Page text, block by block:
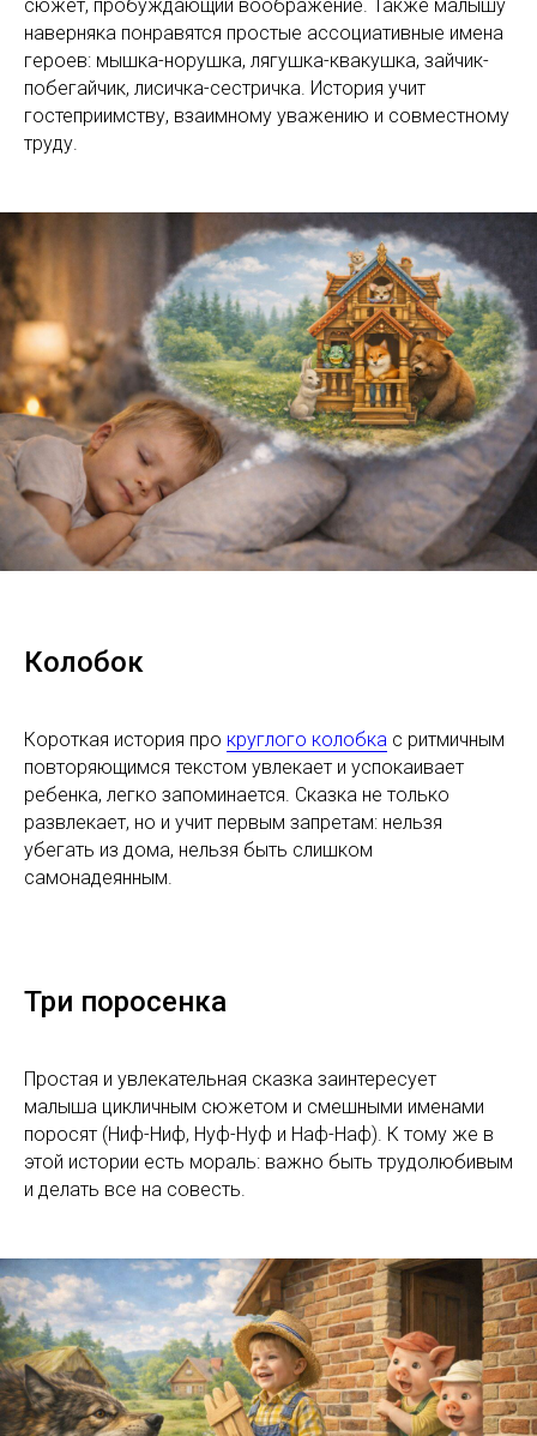
сюжет, пробуждающий воображение. Также малышу
наверняка понравятся простые ассоциативные имена
героев: мышка-норушка, лягушка-квакушка, зайчик-
побегайчик, лисичка-сестричка. История учит
гостеприимству, взаимному уважению и совместному
труду.
Колобок
Короткая история про круглого колобка с ритмичным
повторяющимся текстом увлекает и успокаивает
ребенка, легко запоминается. Сказка не только
развлекает, но и учит первым запретам: нельзя
убегать из дома, нельзя быть слишком
самонадеянным.
Три поросенка
Простая и увлекательная сказка заинтересует
малыша цикличным сюжетом и смешными именами
поросят (Ниф-Ниф, Нуф-Нуф и Наф-Наф). К тому же в
этой истории есть мораль: важно быть трудолюбивым
и делать все на совесть.